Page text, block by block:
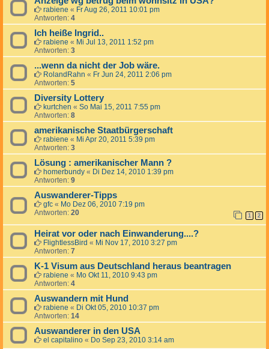
rabiene « Fr Aug 26, 2011 10:01 pm
Antworten: 4
Ich heiße Ingrid..
rabiene « Mi Jul 13, 2011 1:52 pm
Antworten: 3
...wenn da nicht der Job wäre.
RolandRahn « Fr Jun 24, 2011 2:06 pm
Antworten: 5
Diversity Lottery
kurtchen « So Mai 15, 2011 7:55 pm
Antworten: 8
amerikanische Staatbürgerschaft
rabiene « Mi Apr 20, 2011 5:39 pm
Antworten: 3
Lösung : amerikanischer Mann ?
homerbundy « Di Dez 14, 2010 1:39 pm
Antworten: 9
Auswanderer-Tipps
gfc « Mo Dez 06, 2010 7:19 pm
Antworten: 20 1 2
Heirat vor oder nach Einwanderung....?
FlightlessBird « Mi Nov 17, 2010 3:27 pm
Antworten: 7
K-1 Visum aus Deutschland heraus beantragen
rabiene « Mo Okt 11, 2010 9:43 pm
Antworten: 4
Auswandern mit Hund
rabiene « Di Okt 05, 2010 10:37 pm
Antworten: 14
Auswanderer in den USA
el capitalino « Do Sep 23, 2010 3:14 am